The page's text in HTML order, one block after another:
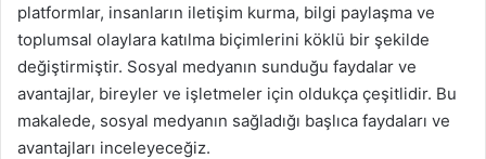
platformlar, insanların iletişim kurma, bilgi paylaşma ve
toplumsal olaylara katılma biçimlerini köklü bir şekilde
değiştirmiştir. Sosyal medyanın sunduğu faydalar ve
avantajlar, bireyler ve işletmeler için oldukça çeşitlidir. Bu
makalede, sosyal medyanın sağladığı başlıca faydaları ve
avantajları inceleyeceğiz.